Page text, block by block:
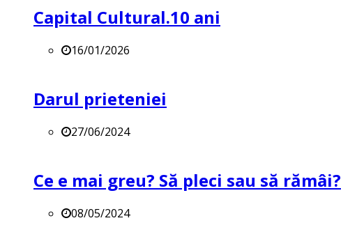
Capital Cultural.10 ani
16/01/2026
Darul prieteniei
27/06/2024
Ce e mai greu? Să pleci sau să rămâi?
08/05/2024